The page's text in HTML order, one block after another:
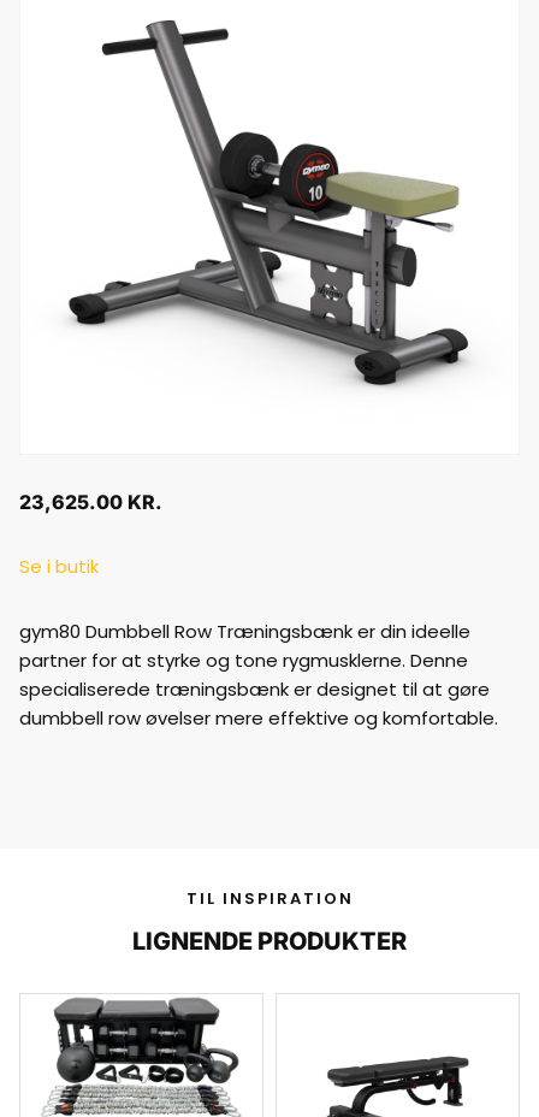
23,625.00 KR.
Se i butik
gym80 Dumbbell Row Træningsbænk er din ideelle
partner for at styrke og tone rygmusklerne. Denne
specialiserede træningsbænk er designet til at gøre
dumbbell row øvelser mere effektive og komfortable.
TIL INSPIRATION
LIGNENDE PRODUKTER